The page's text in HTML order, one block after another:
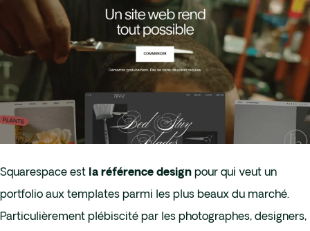
Squarespace est la référence design pour qui veut un
portfolio aux templates parmi les plus beaux du marché.
Particulièrement plébiscité par les photographes, designers,